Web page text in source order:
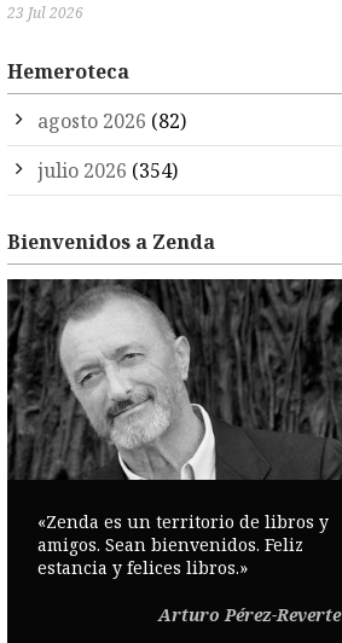
23 Jul 2026
Hemeroteca
agosto 2026 (82)
julio 2026 (354)
Bienvenidos a Zenda
«Zenda es un territorio de libros y
amigos. Sean bienvenidos. Feliz
estancia y felices libros.»
Arturo Pérez-Reverte